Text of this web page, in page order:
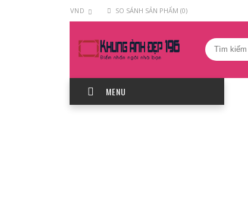
VND SO SÁNH SẢN PHẨM (0)
MENU